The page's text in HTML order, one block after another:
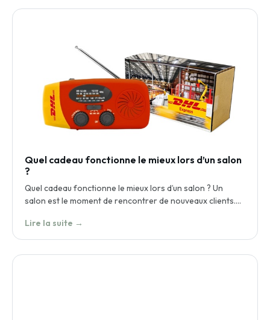
Quel cadeau fonctionne le mieux lors d’un salon
?
Quel cadeau fonctionne le mieux lors d’un salon ? Un
salon est le moment de rencontrer de nouveaux clients.…
Lire la suite →